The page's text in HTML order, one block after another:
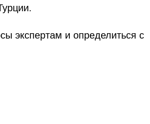
экспертам и определиться с